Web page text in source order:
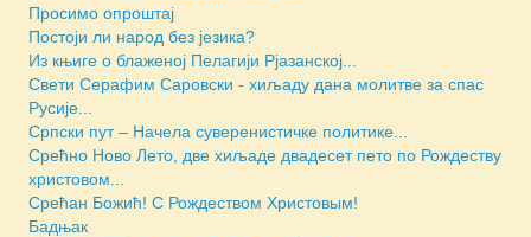
Просимо опроштај
Постоји ли народ без језика?
Из књиге о блаженој Пелагији Рјазанској...
Свети Серафим Саровски - хиљаду дана молитве за спас
Русије...
Српски пут – Начела суверенистичке политике...
Срећно Ново Лето, две хиљаде двадесет пето по Рождеству
христовом...
Срећан Божић! С Рождеством Христовым!
Бадњак